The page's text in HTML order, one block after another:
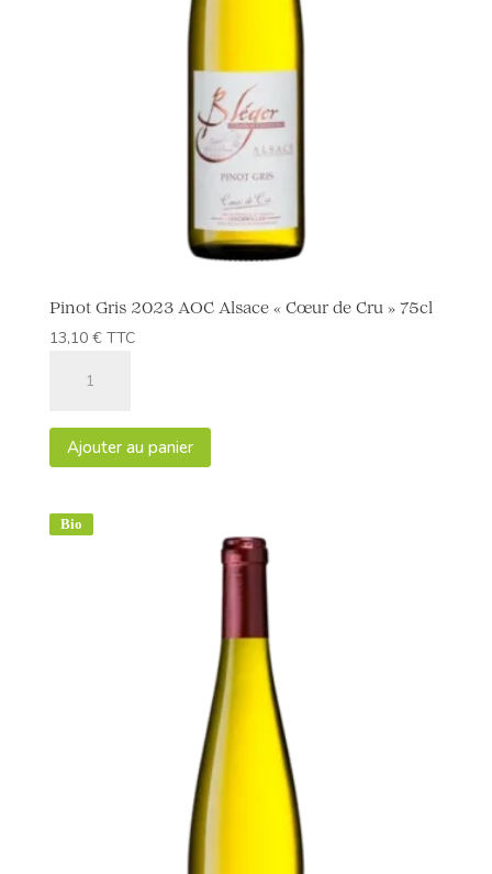
Pinot Gris 2023 AOC Alsace « Cœur de Cru » 75cl
13,10 € TTC
Gris
2023
Alsace
"Cœur
Ajouter au panier
Bio